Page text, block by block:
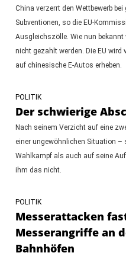
China verzerrt den Wettbewerb
Subventionen, so die EU-
Ausgleichszölle. Wie nun
nicht gezahlt werden. Die EU
auf chinesische E-Autos erheben.
POLITIK
Der schwierige
Nach seinem Verzicht auf eine
einer ungewöhnlichen Situation
Wahlkampf als auch auf seine
ihm das nicht.
POLITIK
Messerattacken
Messerangriffe an
Bahnhöfen